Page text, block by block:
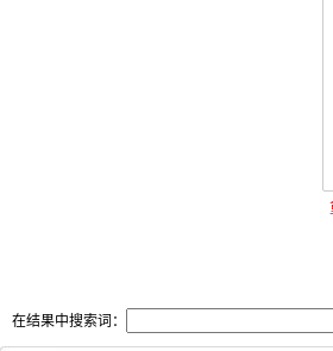
在结果中搜索词：